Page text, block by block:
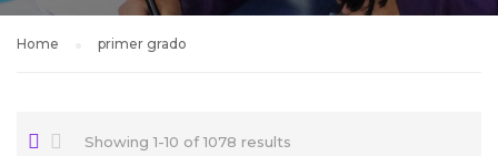
Home primer grado
Showing 1-10 of 1078 results